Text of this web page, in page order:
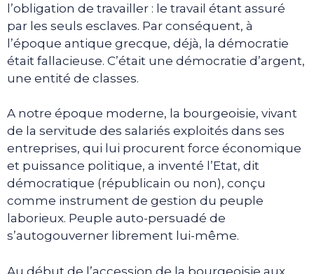
l’obligation de travailler : le travail étant assuré
par les seuls esclaves. Par conséquent, à
l’époque antique grecque, déjà, la démocratie
était fallacieuse. C’était une démocratie d’argent,
une entité de classes.
A notre époque moderne, la bourgeoisie, vivant
de la servitude des salariés exploités dans ses
entreprises, qui lui procurent force économique
et puissance politique, a inventé l’Etat, dit
démocratique (républicain ou non), conçu
comme instrument de gestion du peuple
laborieux. Peuple auto-persuadé de
s’autogouverner librement lui-même.
Au début de l’accession de la bourgeoisie aux